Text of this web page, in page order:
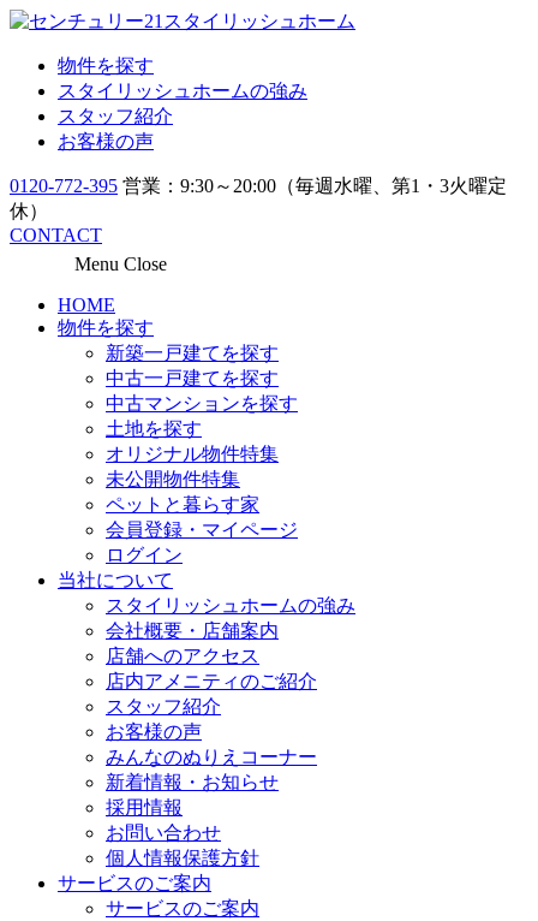
物件を探す
スタイリッシュホームの強み
スタッフ紹介
お客様の声
0120-772-395 営業：9:30～20:00（毎週水曜、第1・3火曜定
休）
CONTACT
Menu Close
HOME
物件を探す
新築一戸建てを探す
中古一戸建てを探す
中古マンションを探す
土地を探す
オリジナル物件特集
未公開物件特集
ペットと暮らす家
会員登録・マイページ
ログイン
当社について
スタイリッシュホームの強み
会社概要・店舗案内
店舗へのアクセス
店内アメニティのご紹介
スタッフ紹介
お客様の声
みんなのぬりえコーナー
新着情報・お知らせ
採用情報
お問い合わせ
個人情報保護方針
サービスのご案内
サービスのご案内